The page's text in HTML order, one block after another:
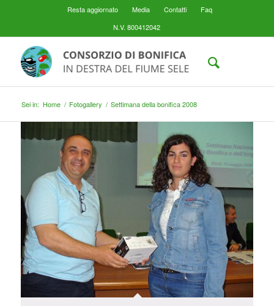
Resta aggiornato Media Contatti
Faq
N.V. 800412042
Sei in: Home / Fotogallery / Settimana della bonifica 2008